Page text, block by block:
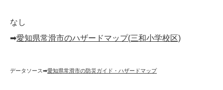
なし
➡︎愛知県常滑市のハザードマップ(三和小学校区)
データソース➡︎愛知県常滑市の防災ガイド・ハザードマップ